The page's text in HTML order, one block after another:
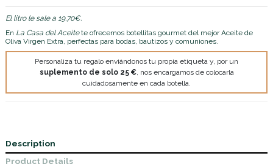
El litro le sale a 19.70€.
En La Casa del Aceitete ofrecemos botellitas gourmet del mejor Aceite de
Oliva Virgen Extra, perfectas para bodas, bautizos y comuniones.
Personaliza tu regalo enviándonos tu propia etiqueta y, por un
suplemento de solo 25 €, nos encargamos de colocarla
cuidadosamente en cada botella.
Description
Product Details